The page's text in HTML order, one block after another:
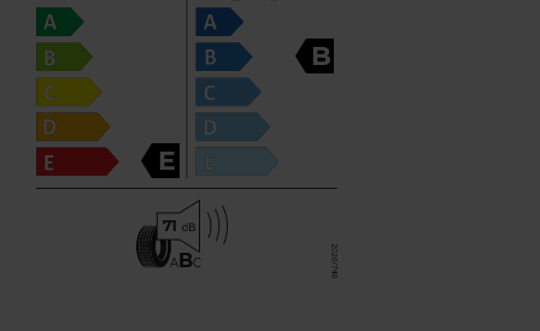
E
B
71
ABC